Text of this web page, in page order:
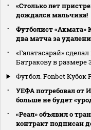
«Столько лет
дождался мальчика!
Футболист «Ахмата»
два матча за
«Галатасарай»
Батракову в
Футбол. Fonbet Кубок
УЕФА потребовал от
больше не будет
«Реал» объявил о
контракт подписан